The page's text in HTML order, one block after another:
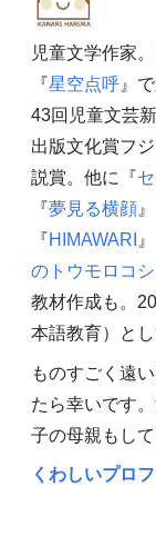
児童文学作家
『星空点呼』
43回児童文芸
出版文化賞フ
説賞。他に『
『夢見る横顔
『HIMAWARI
のトウモロコシ
教材作成も。
本語教育）と
ものすごく遠
たら幸いです
子の母親もして
くわしいプロ